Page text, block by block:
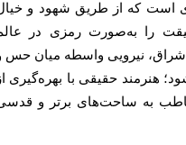
است که از طریق شهود و خیال
را به‌صورت رمزی در عالم
نیرویی واسطه میان حس و
حقیقی با بهره‌گیری از
به ساحت‌های برتر و قدسی